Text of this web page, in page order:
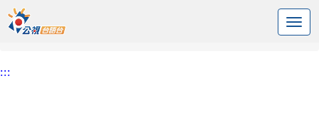
中央內容區塊
頭頁
:::